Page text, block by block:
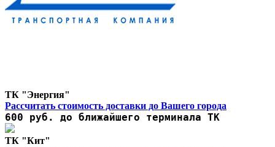
ТК "Энергия"
Рассчитать стоимость доставки до Вашего города
600 руб. до ближайшего терминала ТК
ТК "Кит"